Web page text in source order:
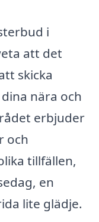
i
att det
skicka
nära och
erbjuder
och
tillfällen,
en
lite glädje.